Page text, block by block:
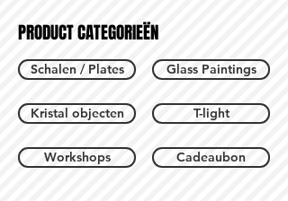
PRODUCT CATEGORIEËN
T-light
Glass Paintings
Schalen / Plates
Kristal objecten
Workshops Cadeaubon